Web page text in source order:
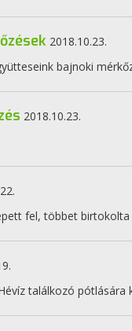
2018.10.23.
bajnoki
2018.10.23.
fel, többet birtokolta
találkozó pótlására